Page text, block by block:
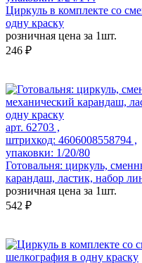
Циркуль в комплекте со
одну краску
розничная цена за 1шт.
246 ₽
арт. 62703 ,
штрихкод: 4606008558794 ,
упаковки: 1/20/80
Готовальня: циркуль,
карандаш, ластик, набор
розничная цена за 1шт.
542 ₽